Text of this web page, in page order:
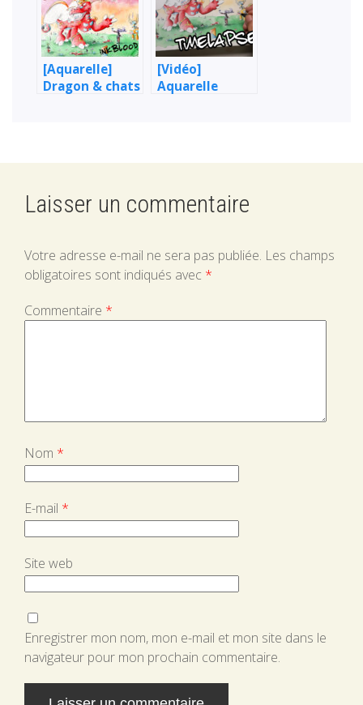
[Aquarelle]
Dragon & chats
[Vidéo]
Aquarelle
Laisser un commentaire
Votre adresse e-mail ne sera pas publiée. Les champs
obligatoires sont indiqués avec *
Commentaire *
Nom *
E-mail *
Site web
Enregistrer mon nom, mon e-mail et mon site dans le
navigateur pour mon prochain commentaire.